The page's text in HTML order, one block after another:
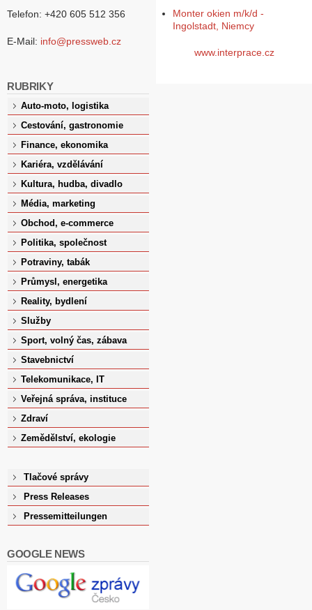
Telefon: +420 605 512 356
E-Mail: info@pressweb.cz
RUBRIKY
Auto-moto, logistika
Cestování, gastronomie
Finance, ekonomika
Kariéra, vzdělávání
Kultura, hudba, divadlo
Média, marketing
Obchod, e-commerce
Politika, společnost
Potraviny, tabák
Průmysl, energetika
Reality, bydlení
Služby
Sport, volný čas, zábava
Stavebnictví
Telekomunikace, IT
Veřejná správa, instituce
Zdraví
Zemědělství, ekologie
Tlačové správy
Press Releases
Pressemitteilungen
GOOGLE NEWS
Monter okien m/k/d -
Ingolstadt, Niemcy
www.interprace.cz